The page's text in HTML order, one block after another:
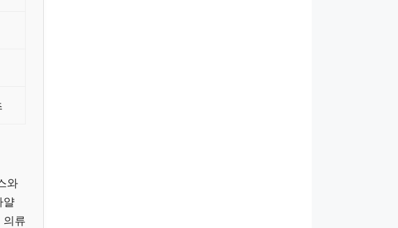
와
얄
류